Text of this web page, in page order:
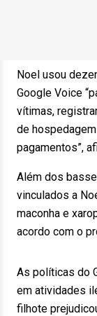
Noel usou
Google Voice
vítimas,
de
pagamentos”,
Além dos
vinculados a
maconha e
acordo com o
As políticas do
em atividades
filhote